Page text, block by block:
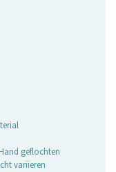
geflochten
variieren